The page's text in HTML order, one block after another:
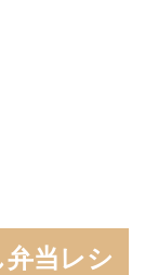
当レシ